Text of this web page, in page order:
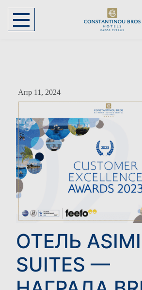
Апр 11, 2024
ОТЕЛЬ
SUITES —